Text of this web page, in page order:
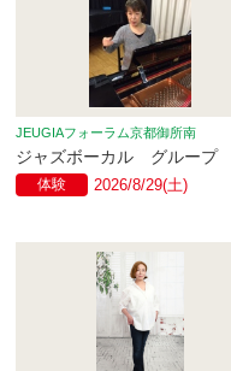
JEUGIAフォーラム京都御所南
ジャズボーカル グループ
体験 2026/8/29(土)